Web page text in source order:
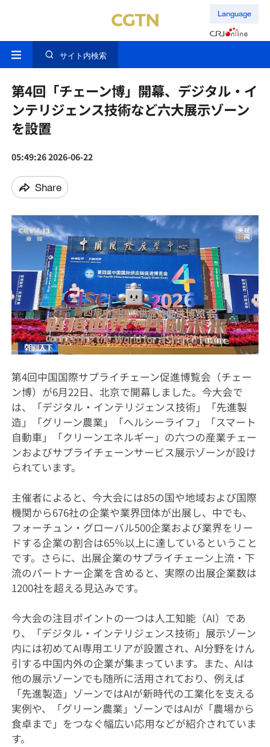
Language
サイト内検索
第4回「チェーン博」開幕、デジタル・イ
ンテリジェンス技術など六大展示ゾーン
を設置
05:49:26 2026-06-22
Share
第4回中国国際サプライチェーン促進博覧会（チェー
ン博）が6月22日、北京で開幕しました。今大会で
は、「デジタル・インテリジェンス技術」「先進製
造」「グリーン農業」「ヘルシーライフ」「スマート
自動車」「クリーンエネルギー」の六つの産業チェー
ンおよびサプライチェーンサービス展示ゾーンが設け
られています。
主催者によると、今大会には85の国や地域および国際
機関から676社の企業や業界団体が出展し、中でも、
フォーチュン・グローバル500企業および業界をリー
ドする企業の割合は65％以上に達しているということ
です。さらに、出展企業のサプライチェーン上流・下
流のパートナー企業を含めると、実際の出展企業数は
1200社を超える見込みです。
今大会の注目ポイントの一つは人工知能（AI）であ
り、「デジタル・インテリジェンス技術」展示ゾーン
内には初めてAI専用エリアが設置され、AI分野をけん
引する中国内外の企業が集まっています。また、AIは
他の展示ゾーンでも随所に活用されており、例えば
「先進製造」ゾーンではAIが新時代の工業化を支える
実例や、「グリーン農業」ゾーンではAIが「農場から
食卓まで」をつなぐ幅広い応用などが紹介されていま
す。